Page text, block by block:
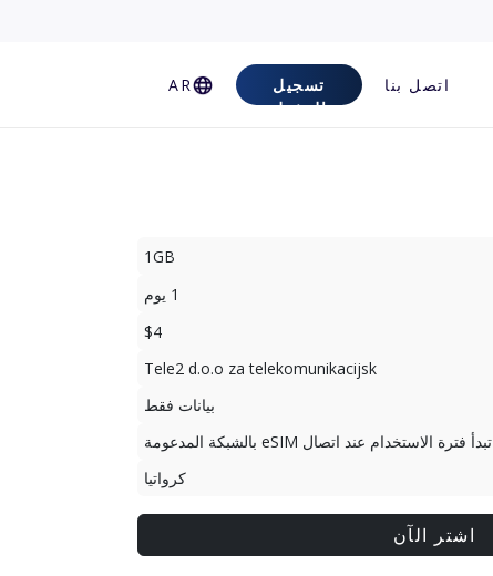
اتصل بنا
تسجيل
الدخول
AR
1GB
1 يوم
$4
Tele2 d.o.o za telekomunikacijsk
بيانات فقط
تبدأ فترة الاستخدام عند اتصال eSIM بالشبكة المدعومة
كرواتيا
اشتر الآن